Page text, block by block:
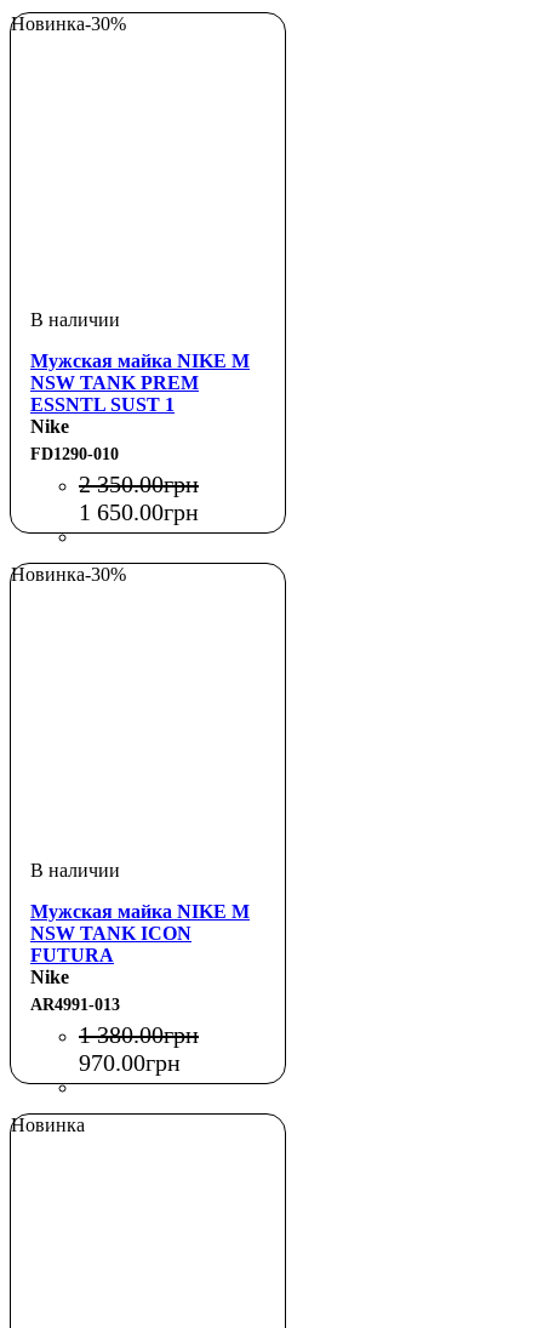
Новинка-30%
Мужская майка NIKE M
NSW TANK PREM
ESSNTL SUST 1
Nike
FD1290-010
2 350.00грн
1 650.00грн
Новинка-30%
Мужская майка NIKE M
NSW TANK ICON
FUTURA
Nike
AR4991-013
1 380.00грн
970.00грн
Новинка